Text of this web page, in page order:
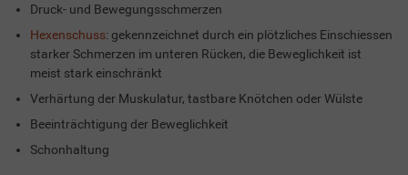
Druck- und Bewegungsschmerzen
Hexenschuss: gekennzeichnet durch ein plötzliches Einschiessen
starker Schmerzen im unteren Rücken, die Beweglichkeit ist
meist stark einschränkt
Verhärtung der Muskulatur, tastbare Knötchen oder Wülste
Beeinträchtigung der Beweglichkeit
Schonhaltung